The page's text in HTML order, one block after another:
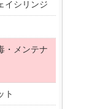
イシリンジ
・メンテナ
ト